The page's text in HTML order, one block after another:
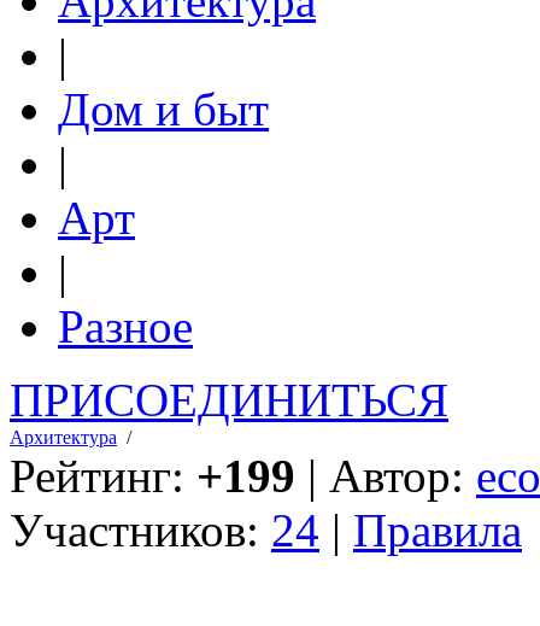
|
Дом и быт
|
Арт
|
Разное
ПРИСОЕДИНИТЬСЯ
Архитектура /
Рейтинг: +199 | Автор:
Участников: 24 | Правила